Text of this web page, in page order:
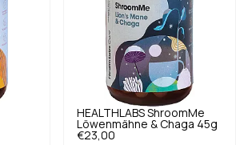
HEALTHLABS ShroomMe
Löwenmähne & Chaga 45g
€23,00